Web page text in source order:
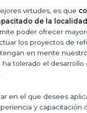
virtudes, es que
de la
poder ofrecer
los proyectos de
en mente
ha tolerado el
en el que desees
y capacitación